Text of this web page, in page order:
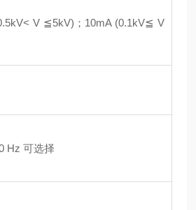
V ≦5kV)；10mA (0.1kV≦ V
Hz 可选择